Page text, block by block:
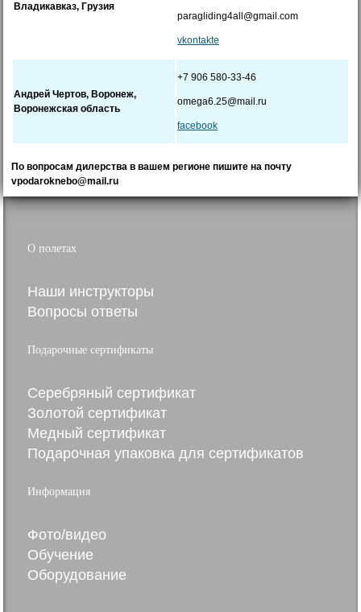
Владикавказ, Грузия
paragliding4all@gmail.com
vkontakte
Андрей Чертов, Воронеж,
Воронежская область
+7 906 580-33-46
omega6.25@mail.ru
facebook
По вопросам дилерства в вашем регионе пишите на почту
vpodaroknebo@mail.ru
О полетах
Наши инструкторы
Вопросы ответы
Подарочные сертификаты
Серебряный сертификат
Золотой сертификат
Медный сертификат
Подарочная упаковка для сертификатов
Информация
Фото/видео
Обучение
Оборудование